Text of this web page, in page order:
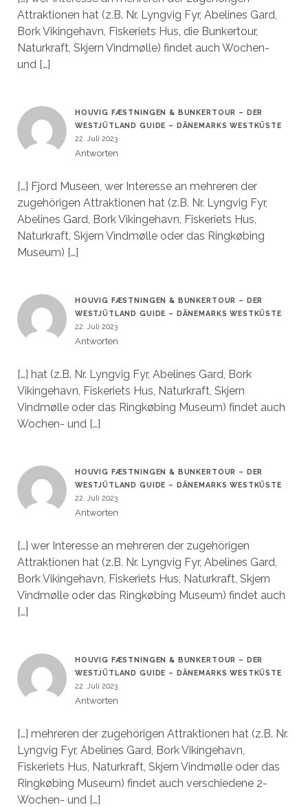
Attraktionen hat (z.B. Nr. Lyngvig Fyr, Abelines Gard,
Bork Vikingehavn, Fiskeriets Hus, die Bunkertour,
Naturkraft, Skjern Vindmølle) findet auch Wochen-
und […]
HOUVIG FÆSTNINGEN & BUNKERTOUR – DER
WESTJÜTLAND GUIDE – DÄNEMARKS WESTKÜSTE
22. Juli 2023
Antworten
[…] Fjord Museen, wer Interesse an mehreren der
zugehörigen Attraktionen hat (z.B. Nr. Lyngvig Fyr,
Abelines Gard, Bork Vikingehavn, Fiskeriets Hus,
Naturkraft, Skjern Vindmølle oder das Ringkøbing
Museum) […]
HOUVIG FÆSTNINGEN & BUNKERTOUR – DER
WESTJÜTLAND GUIDE – DÄNEMARKS WESTKÜSTE
22. Juli 2023
Antworten
[…] hat (z.B. Nr. Lyngvig Fyr, Abelines Gard, Bork
Vikingehavn, Fiskeriets Hus, Naturkraft, Skjern
Vindmølle oder das Ringkøbing Museum) findet auch
Wochen- und […]
HOUVIG FÆSTNINGEN & BUNKERTOUR – DER
WESTJÜTLAND GUIDE – DÄNEMARKS WESTKÜSTE
22. Juli 2023
Antworten
[…] wer Interesse an mehreren der zugehörigen
Attraktionen hat (z.B. Nr. Lyngvig Fyr, Abelines Gard,
Bork Vikingehavn, Fiskeriets Hus, Naturkraft, Skjern
Vindmølle oder das Ringkøbing Museum) findet auch
[…]
HOUVIG FÆSTNINGEN & BUNKERTOUR – DER
WESTJÜTLAND GUIDE – DÄNEMARKS WESTKÜSTE
22. Juli 2023
Antworten
[…] mehreren der zugehörigen Attraktionen hat (z.B. Nr.
Lyngvig Fyr, Abelines Gard, Bork Vikingehavn,
Fiskeriets Hus, Naturkraft, Skjern Vindmølle oder das
Ringkøbing Museum) findet auch verschiedene 2-
Wochen- und […]